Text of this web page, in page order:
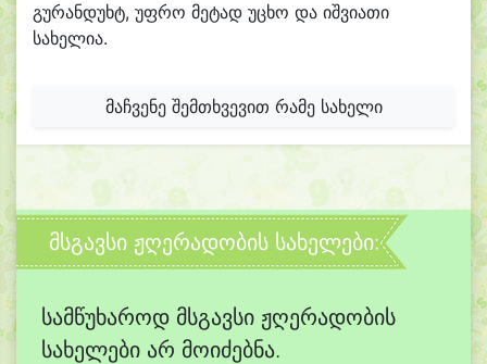
გურანდუხტ, უფრო მეტად უცხო და იშვიათი
სახელია.
მაჩვენე შემთხვევით რამე სახელი
მსგავსი ჟღერადობის სახელები:
სამწუხაროდ მსგავსი ჟღერადობის
სახელები არ მოიძებნა.